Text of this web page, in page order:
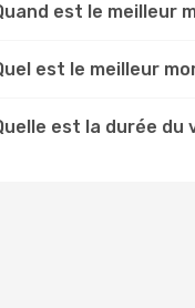
est le meilleur
est le meilleur
est la durée du